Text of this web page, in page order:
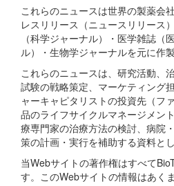
これらのニュースは世界の製薬会
レスリリース（ニュースリリース
（科学ジャーナル）・医学雑誌（
ル）・生物学ジャーナルを元に作
これらのニュースは、研究活動、
試験の戦略策定、マーケティング
ャーキャピタリストの投資先（フ
品のライフサイクルマネージメン
療専門家の治療方法の検討、病院
策の計画・実行を補助する資料と
当Webサイトの著作権はすべて
す。このWebサイトの情報はあく